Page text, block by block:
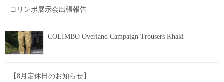
コリンボ展示会出張報告
COLIMBO Overland Campaign Trousers Khaki
【8月定休日のお知らせ】